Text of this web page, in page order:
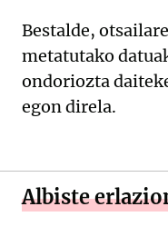
Bestalde,
metatutako
ondoriozta
egon direla.
Albiste